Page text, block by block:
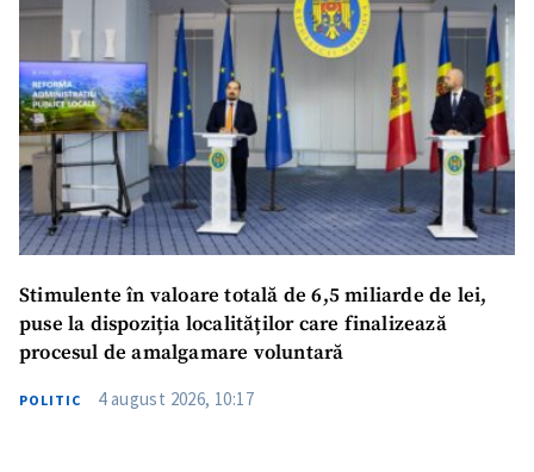
Stimulente în valoare totală de 6,5 miliarde de lei,
puse la dispoziția localităților care finalizează
procesul de amalgamare voluntară
POLITIC 4 august 2026, 10:17